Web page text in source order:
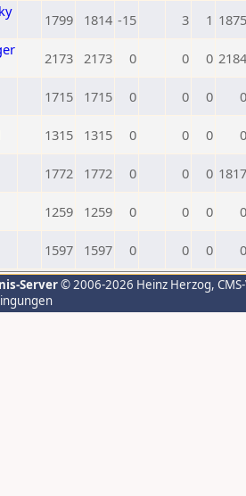
1799 1814 -15 3 1 1875
2173 2173 0 0 0 2184
1715 1715 0 0 0 0
1315 1315 0 0 0 0
1772 1772 0 0 0 1817
1259 1259 0 0 0 0
1597 1597 0 0 0 0
Server© 2006-2026 Heinz Herzog,